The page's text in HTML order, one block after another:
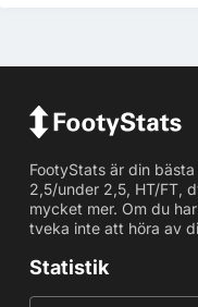
FootyStats är din
2,5/under 2,5, HT/FT,
mycket mer. Om du
tveka inte att höra av
Statistik